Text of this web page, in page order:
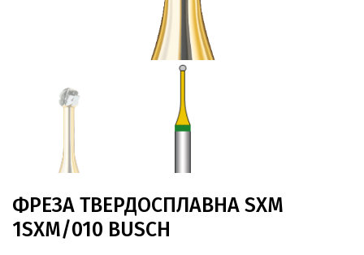
ФРЕЗА ТВЕРДОСПЛАВНА SXM
1SXM/010 BUSCH